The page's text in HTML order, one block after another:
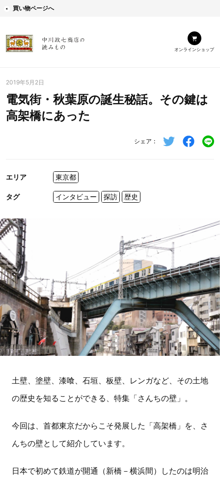
買い物ページへ
オンラインショップ
2019年5月2日
電気街・秋葉原の誕生秘話。その鍵は
高架橋にあった
シェア
エリア 東京都
タグ インタビュー 探訪 歴史
土壁、塗壁、漆喰、石垣、板壁、レンガなど、その土地
の歴史を知ることができる、特集「さんちの壁」。
今回は、首都東京だからこそ発展した「高架橋」を、さ
んちの壁として紹介しています。
日本で初めて鉄道が開通（新橋－横浜間）したのは明治